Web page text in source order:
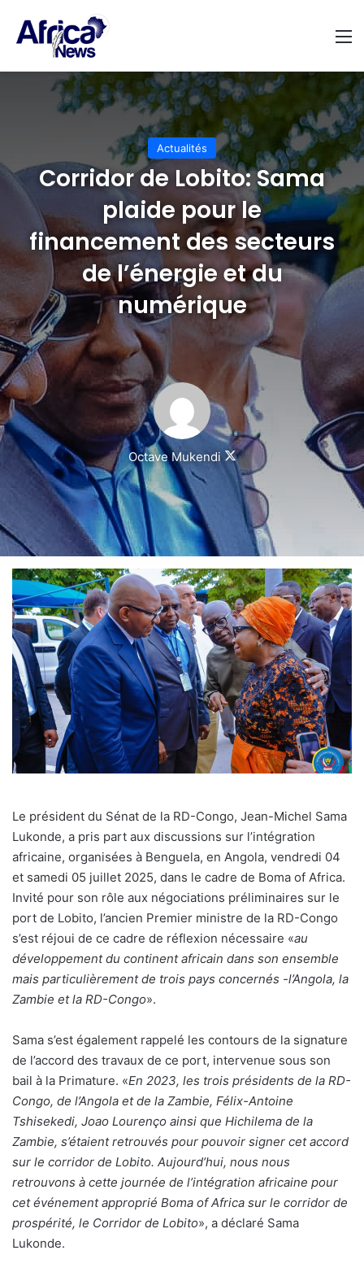
Actualités
Corridor de Lobito: Sama
plaide pour le
financement des secteurs
de l’énergie et du
numérique
Octave Mukendi
Follow
on
X
Le président du Sénat de la RD-Congo, Jean-Michel Sama
Lukonde, a pris part aux discussions sur l’intégration
africaine, organisées à Benguela, en Angola, vendredi 04
et samedi 05 juillet 2025, dans le cadre de Boma of Africa.
Invité pour son rôle aux négociations préliminaires sur le
port de Lobito, l’ancien Premier ministre de la RD-Congo
s’est réjoui de ce cadre de réflexion nécessaire «au
développement du continent africain dans son ensemble
mais particulièrement de trois pays concernés -l’Angola, la
Zambie et la RD-Congo».
Sama s’est également rappelé les contours de la signature
de l’accord des travaux de ce port, intervenue sous son
bail à la Primature. «En 2023, les trois présidents de la RD-
Congo, de l’Angola et de la Zambie, Félix-Antoine
Tshisekedi, Joao Lourenço ainsi que Hichilema de la
Zambie, s’étaient retrouvés pour pouvoir signer cet accord
sur le corridor de Lobito. Aujourd’hui, nous nous
retrouvons à cette journée de l’intégration africaine pour
cet événement approprié Boma of Africa sur le corridor de
prospérité, le Corridor de Lobito», a déclaré Sama
Lukonde.